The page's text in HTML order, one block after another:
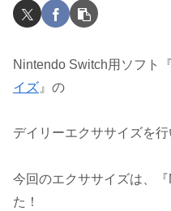
Nintendo Switch用ソフト『
イズ 』の
デイリーエクササイズを行
今回のエクササイズは、
た！